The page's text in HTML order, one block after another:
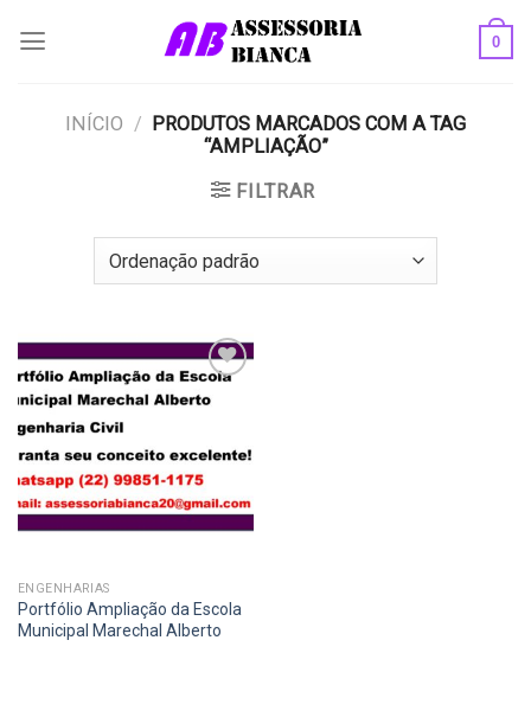
0
INÍCIO / PRODUTOS MARCADOS COM A TAG
“AMPLIAÇÃO”
FILTRAR
wishlist
ENGENHARIAS
Portfólio Ampliação da Escola
Municipal Marechal Alberto